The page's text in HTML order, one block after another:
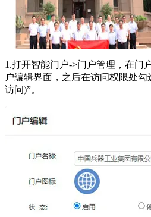
1.打开智能门户->门户管理，在门
户编辑界面，之后在访问权限处
访问)”。